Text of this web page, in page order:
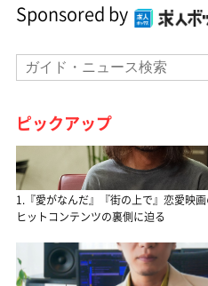
Sponsored by
ピックアップ
1.『愛がなんだ』『街の上で』恋愛映
ヒットコンテンツの裏側に迫る